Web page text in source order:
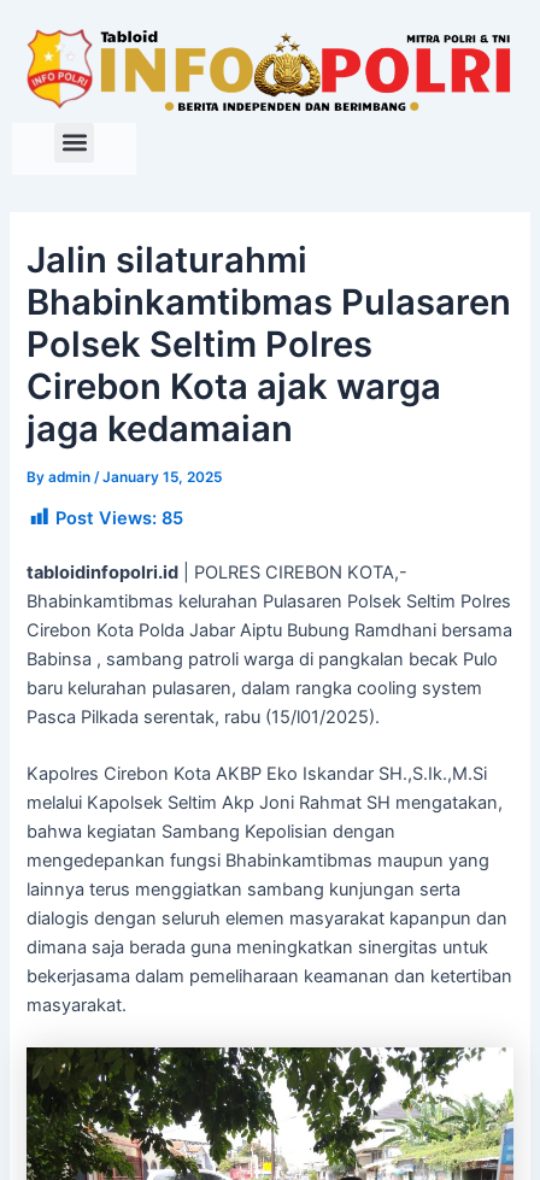
content
Jalin silaturahmi
Bhabinkamtibmas Pulasaren
Polsek Seltim Polres
Cirebon Kota ajak warga
jaga kedamaian
Byadmin/January 15, 2025
Post Views: 85
tabloidinfopolri.id | POLRES CIREBON KOTA,-
Bhabinkamtibmas kelurahan Pulasaren Polsek Seltim Polres
Cirebon Kota Polda Jabar Aiptu Bubung Ramdhani bersama
Babinsa , sambang patroli warga di pangkalan becak Pulo
baru kelurahan pulasaren, dalam rangka cooling system
Pasca Pilkada serentak, rabu (15/l01/2025).
Kapolres Cirebon Kota AKBP Eko Iskandar SH.,S.Ik.,M.Si
melalui Kapolsek Seltim Akp Joni Rahmat SH mengatakan,
bahwa kegiatan Sambang Kepolisian dengan
mengedepankan fungsi Bhabinkamtibmas maupun yang
lainnya terus menggiatkan sambang kunjungan serta
dialogis dengan seluruh elemen masyarakat kapanpun dan
dimana saja berada guna meningkatkan sinergitas untuk
bekerjasama dalam pemeliharaan keamanan dan ketertiban
masyarakat.